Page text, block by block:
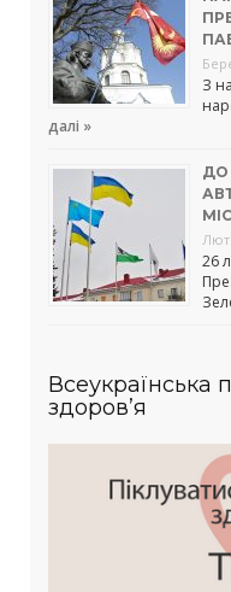
З
далі »
ДО
26
Всеукраїнська
здоров’я